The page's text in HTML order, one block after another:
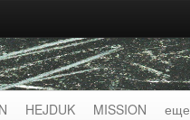
HEJDUK MISSION еще